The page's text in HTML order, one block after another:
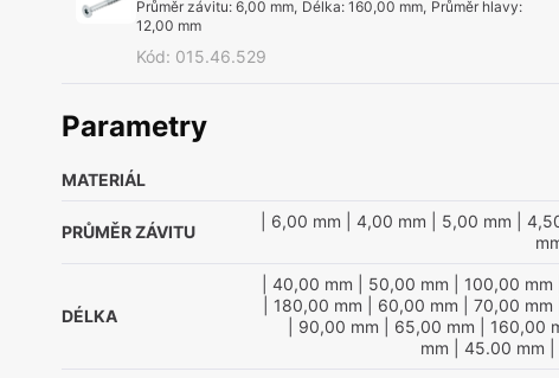
Průměr závitu: 6,00 mm, Délka: 160,00 mm, Průměr hlavy:
12,00 mm
Kód: 015.46.529
Parametry
MATERIÁL
PRŮMĚR ZÁVITU
| 6,00 mm | 4,00 mm | 5,00 mm |
DÉLKA
| 40,00 mm | 50,00 mm | 100,00 mm
| 180,00 mm | 60,00 mm | 70,00 mm
| 90,00 mm | 65,00 mm | 160,00
mm | 45.00 mm